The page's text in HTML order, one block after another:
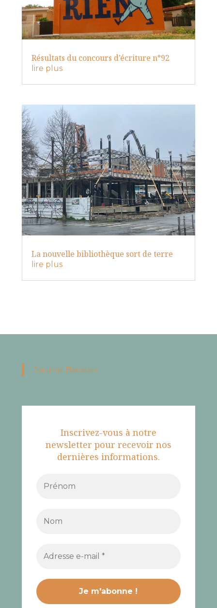
Résultats du concours d’écriture n°92
lire plus
La nouvelle bibliothèque sort de terre
lire plus
Journal Bacalan
Inscrivez-vous à notre
newsletter pour recevoir nos
dernières informations.